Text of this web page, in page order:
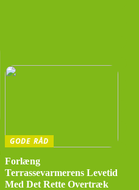
GODE RÅD
Forlæng
Terrassevarmerens Levetid
Med Det Rette Overtræk